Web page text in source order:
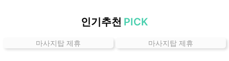
인
인기추천 PICK
마사지탑 제휴 마사지탑 제휴